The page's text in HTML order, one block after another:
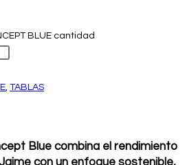
BLUE cantidad
, TABLAS
Blue combina el rendimiento
con un enfoque sostenible,